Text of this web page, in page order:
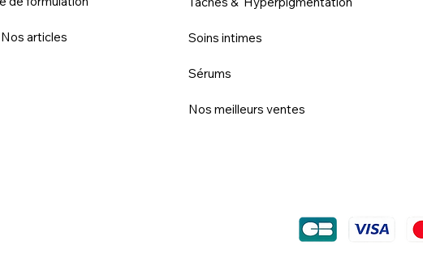
articles Soins intimes
Sérums
Nos meilleurs ventes